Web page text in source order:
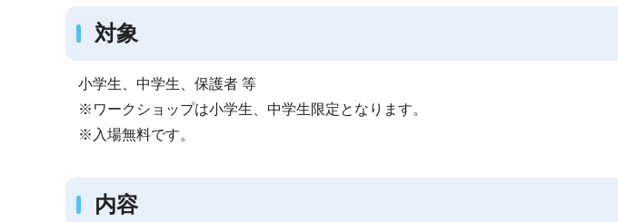
対象
小学生、中学生、保護者 等
※ワークショップは小学生、中学生限定となります。
※入場無料です。
内容